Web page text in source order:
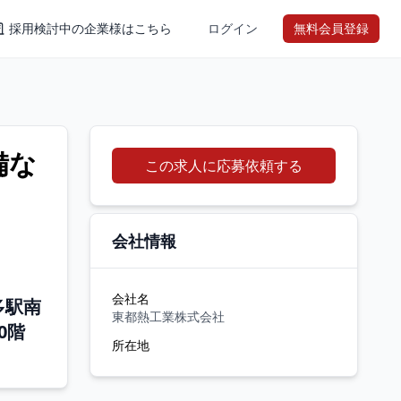
採用検討中の企業様はこちら ログイン 無料会員登録
な
駅南
階
この求人に応募依頼する
会社情報
会社名
東都熱工業株式会社
所在地